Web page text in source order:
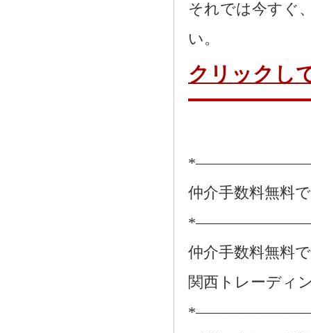
それでは今すぐ
い。
クリックし
仲介手数料無料
仲介手数料無料
関西トレーディ